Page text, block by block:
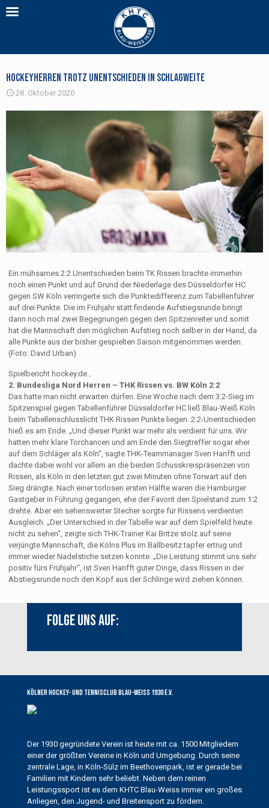
Hockeyherren trotz Unentschieden in Schlagweite
28. Oktober 2020
Ein mühsames 2:2 Unentschieden beim TK Rissen brachte immerhin
noch einen Punkt und auf Grund der Niederlage des Düsseldorfer HC
gegen SW Köln verringerte sich die Punktedifferenz zum Tabellenführer
auf drei Punkte. Die im Frühjahr statt findende Aufstiegsrunde bringt
dann noch mal zwei Begegnungen gegen den Spitzenreiter und somit
hat die Mannschaft den möglichen Aufstieg noch selber in der Hand, da
alle Punkte aus der bisher gespielten Saison mitgenommen werden.
(Foto: David Urban)
Spielbericht hockey.de…
2. Bundesliga Nord Herren – THK Rissen vs. BW Köln 2:2
Das hatte man nicht erwarten dürfen. Eine Woche nach dem 3:2-Sieg im
Spitzenspiel gegen Tabellenführer Düsseldorfer HC ließ Blau-Weiß Köln
beim Tabellenschlusslicht THK Rissen Punkte liegen. 2:2-Unentschieden
hieß es am Ende. „Und dieser Punkt war mehr als verdient für uns. Wir
hatten mehr klare Torchancen und am Ende den Siegtreffer sogar eher
auf dem Schläger als Köln“, sagte THK-Teammanager Sven Hanfft und
dachte dabei wohl vor allem an die beiden Schusskreispräsenzen von
Rissen, als Köln in den letzten gut zwei Minuten ohne Torwart auf den
Sieg drängte. Nach einer torlosen ersten Hälfte waren die Hamburger
Gastgeber in Führung gegangen, ehe der Favorit den Spielstand zum 1:2
drehte. Aber ein sehenswerter Stecher sorgte für Rissens verdienten
Ausgleich. „Der Unterschied in der Tabelle war auf dem Spielfeld heute
nicht zu sehen“, zeigte sich THK-Trainer Kai Britze stolz auf seine
verjüngte Mannschaft, die Kölns Plus im Ballbesitz tapfer ertrug und
immer wieder Nadelstiche setzen konnte. „Die Leistung stimmt uns sehr
positiv fürs Frühjahr“, ist Sven Hanfft guter Dinge, dass Rissen in der
Abstiegsrunde noch den Kopf aus der Schlinge wird ziehen können.
Folge uns auf:
Kölner Hockey- und Tennisclub Blau-Weiss 1930 e.V.
Der 1930 gegründete Verein ist heute mit ca. 1500 Mitgliedern
einer der größten Vereine in Köln und Umgebung. Durch seine
zentrale Lage, in Köln-Sülz im Beethovenpark, ist er gerade bei
Familien mit Kindern sehr beliebt. Neben dem reinen
Leistungssport ist es dem KHTC Blau-Weiss immer ein großes
Anliegen, den Jugend- und Breitensport zu fördern.